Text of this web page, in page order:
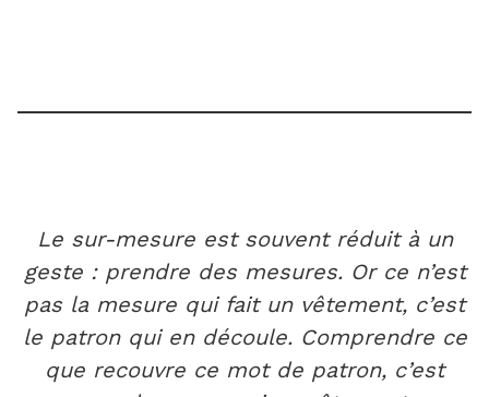
Le sur-mesure est souvent réduit à un
geste : prendre des mesures. Or ce n’est
pas la mesure qui fait un vêtement, c’est
le patron qui en découle. Comprendre ce
que recouvre ce mot de patron, c’est